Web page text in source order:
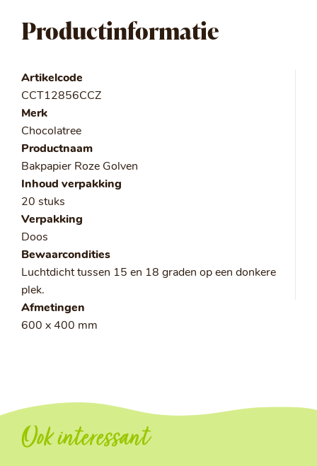
Productinformatie
Artikelcode
CCT12856CCZ
Merk
Chocolatree
Productnaam
Bakpapier Roze Golven
Inhoud verpakking
20 stuks
Verpakking
Doos
Bewaarcondities
Luchtdicht tussen 15 en 18 graden op een donkere
plek.
Afmetingen
600 x 400 mm
Ook interessant